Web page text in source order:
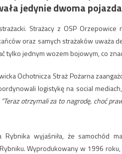
jedynie dwoma
Strażacy z OSP
oraz samych strażaków uważa
tylko jednym wozem bojowym, co
Ochotnicza Straż Pożarna
logistykę na social
“Teraz otrzymali za to nagrodę, choć
Rybnika wyjaśniła, że samochód
Wyprodukowany w 1996